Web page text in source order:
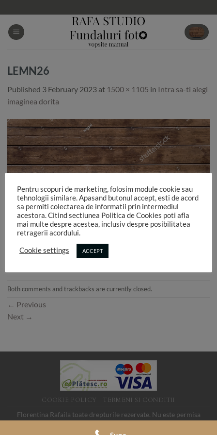
to
content
LEMN26
Published 3 February 2023 at 1500 × 1105 in Intra sa-ti alegi
imaginea dorita
Both comments and trackbacks are currently closed.
← Previous
Next →
COOKIE POLICY TERMENI SI CONDITII
Florentina Rafaila toate drepturile rezervate. Nu este permisa
Pentru scopuri de marketing, folosim module cookie sau
tehnologii similare. Apasand butonul accept, esti de acord
sa permiti colectarea de informatii prin intermediul
acestora. Citind sectiunea Politica de Cookies poti afla
mai multe despre acestea, inclusiv despre posibilitatea
retragerii acordului.
Cookie settings ACCEPT